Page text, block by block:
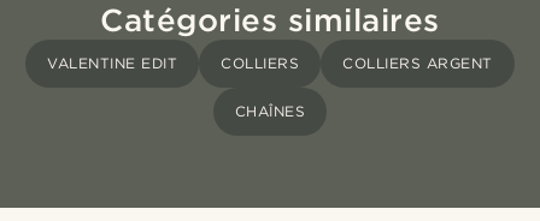
Catégories similaires
VALENTINE EDIT COLLIERS COLLIERS ARGENT
CHAÎNES